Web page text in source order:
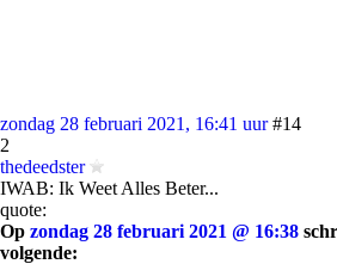
zondag 28 februari 2021, 16:41 uur #14
2
thedeedster
IWAB: Ik Weet Alles Beter...
quote:
Op zondag 28 februari 2021 @ 16:38
volgende: